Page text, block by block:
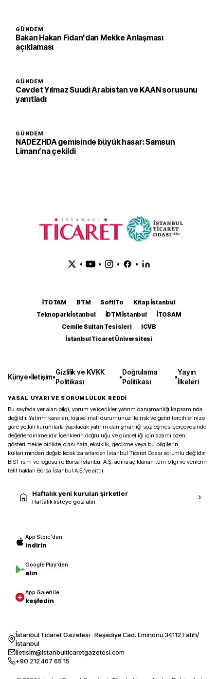
GÜNDEM
Bakan Hakan Fidan'dan Mekke Anlaşması
açıklaması
GÜNDEM
Cevdet Yılmaz Suudi Arabistan ve KAAN sorusunu
yanıtladı
GÜNDEM
NADEZHDA gemisinde büyük hasar: Samsun
Limanı’na çekildi
• • • •
İTOTAM BTM SoftITo
Kitap İstanbul
Teknopark İstanbul
İDTM İstanbul
İTOSAM
Cemile Sultan Tesisleri
ICVB
İstanbul Ticaret Üniversitesi
Künye•İletişim•
Gizlilik ve KVKK
Politikası
•
Doğrulama
Politikası
•
Yayın
İlkeleri
YASAL UYARI VE SORUMLULUK REDDİ
Bu sayfada yer alan bilgi, yorum ve içerikler yatırım danışmanlığı kapsamında
değildir. Yatırım kararları, kişisel mali durumunuz ile risk ve getiri tercihlerinize
göre yetkili kurumlarla yapılacak yatırım danışmanlığı sözleşmesi çerçevesinde
değerlendirilmelidir. İçeriklerin doğruluğu ve güncelliği için azami özen
gösterilmekle birlikte, olası hata, eksiklik, gecikme veya bu bilgilerin
kullanımından doğabilecek zararlardan İstanbul Ticaret Odası sorumlu değildir.
BIST isim ve logosu ile Borsa İstanbul A.Ş. adına açıklanan tüm bilgi ve verilerin
telif hakları Borsa İstanbul A.Ş.’ye aittir.
Haftalık yeni kurulan şirketler
Haftalık listeye göz atın
App Store'dan
indirin
Google Play'den
alın
App Galeri ile
keşfedin
İstanbul Ticaret Gazetesi · Reşadiye Cad. Eminönü 34112 Fatih/
İstanbul
iletisim@istanbulticaretgazetesi.com
+90 212 467 65 15